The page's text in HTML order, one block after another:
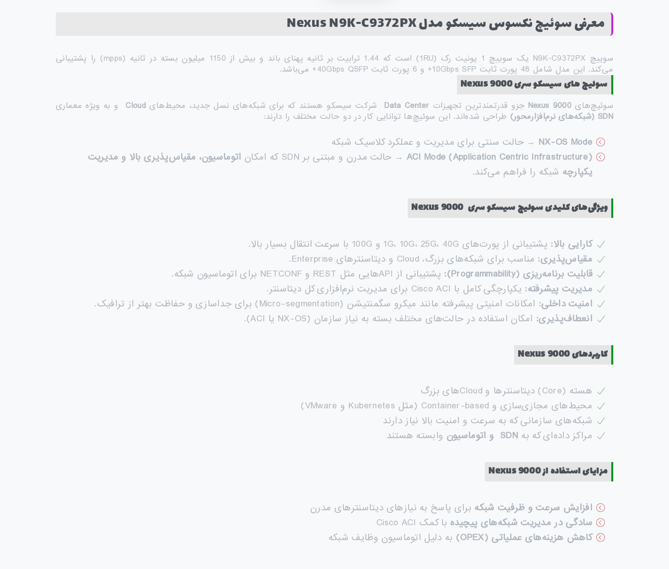
معرفی سوئیچ نکسوس سیسکو مدل Nexus N9K-C9372PX
سوییچ N9K-C9372PX یک سوییچ 1 یونیت رک (1RU) است که 1.44 ترابیت بر ثانیه پهنای باند و بیش از 1150 میلیون بسته در ثانیه (mpps) را پشتیبانی
می‌کند. این مدل شامل 48 پورت ثابت 10Gbps SFP+ و 6 پورت ثابت 40Gbps QSFP+ می‌باشد.
سوئیچهایسیسکو سریNexus 9000
سوئیچ‌هایNexus 9000 جزو قدرتمندترین تجهیزات Data Center شرکت سیسکو هستند که برای شبکه‌های نسل جدید، محیط‌های Cloud و به‌ ویژه معماری
SDN ( شبکه‌های نرم‌افزارمحور) طراحی شده‌اند. این سوئیچ‌ها توانایی کار در دو حالت مختلف را دارند:
NX-OS Mode → حالت سنتی برای مدیریت و عملکرد کلاسیک شبکه
ACI Mode (Application Centric Infrastructure) → حالت مدرن و مبتنی بر SDN که امکان
اتوماسیون، مقیاس‌پذیری بالا و مدیریت
یکپارچه شبکه را فراهم می‌کند.
ویژگی‌های کلیدی سوئیچ سیسکو سری Nexus 9000
کارایی بالا: پشتیبانی از پورت‌های 1G، 10G، 25G، 40G و 100G با سرعت انتقال بسیار بالا.
مقیاس‌پذیری: مناسب برای شبکه‌های بزرگ، Cloud و دیتاسنترهای Enterprise.
قابلیت برنامه‌ریزی (Programmability):
پشتیبانی از APIهایی مثل REST و NETCONF برای اتوماسیون شبکه.
مدیریت پیشرفته: یکپارچگی کامل با Cisco ACI برای مدیریت نرم‌افزاری کل دیتاسنتر.
امنیت داخلی: امکانات امنیتی پیشرفته مانند میکرو سگمنتیشن (Micro-segmentation) برای جداسازی و حفاظت بهتر از ترافیک.
انعطاف‌پذیری: امکان استفاده در حالت‌های مختلف بسته به نیاز سازمان (NX-OS یا ACI).
کاربردهایNexus 9000
هسته (Core) دیتاسنترها و Cloudهای بزرگ
محیط‌های مجازی‌سازی و Container-based (مثل Kubernetes و VMware)
شبکه‌های سازمانی که به سرعت و امنیت بالا نیاز دارند
مراکز داده‌ای که به SDN و اتوماسیون وابسته هستند
مزایای استفاده ازNexus 9000
افزایش سرعت و ظرفیت شبکه برای پاسخ به نیازهای دیتاسنترهای مدرن
سادگی در مدیریت شبکه‌های پیچیده با کمک Cisco ACI
کاهش هزینه‌های عملیاتی (OPEX) به دلیل اتوماسیون وظایف شبکه